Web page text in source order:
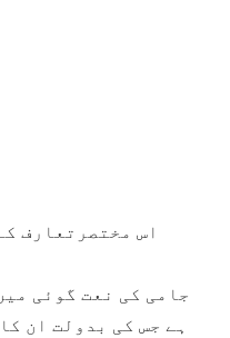
اس مختصرتعارف
جامی کی نعت گوئی
ہے جس کی بدولت ان